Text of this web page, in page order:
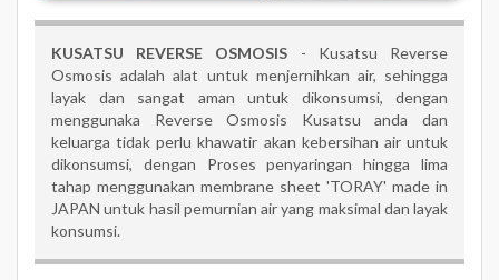
KUSATSU REVERSE OSMOSIS
- Kusatsu Reverse
Osmosis adalah alat untuk menjernihkan air, sehingga
layak dan sangat aman untuk dikonsumsi, dengan
menggunaka Reverse Osmosis Kusatsu anda dan
keluarga tidak perlu khawatir akan kebersihan air untuk
dikonsumsi, dengan Proses penyaringan hingga lima
tahap menggunakan membrane sheet 'TORAY' made in
JAPAN untuk hasil pemurnian air yang maksimal dan layak
konsumsi.